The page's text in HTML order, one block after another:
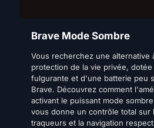
Brave Mode Sombre
Vous recherchez une alternative
protection de la vie privée,
fulgurante et d'une batterie peu
Brave. Découvrez comment
activant le puissant mode
vous donne un contrôle total sur
traqueurs et la navigation